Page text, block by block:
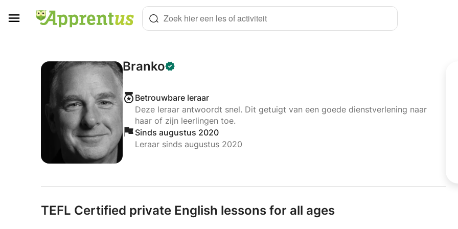
Zoek hier een les of activiteit
Branko
Betrouwbare leraar
Deze leraar antwoordt snel. Dit getuigt van een goede dienstverlening naar
haar of zijn leerlingen toe.
Sinds augustus 2020
Leraar sinds augustus 2020
TEFL Certified private English lessons for all ages